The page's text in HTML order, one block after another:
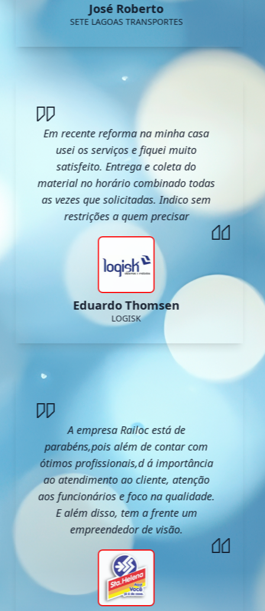
José Roberto
SETE LAGOAS TRANSPORTES
Em recente reforma na minha casa
usei os serviços e fiquei muito
satisfeito. Entrega e coleta do
material no horário combinado todas
as vezes que solicitadas. Indico sem
restrições a quem precisar
Eduardo Thomsen
LOGISK
A empresa Railoc está de
parabéns,pois além de contar com
ótimos profissionais,d á importância
ao atendimento ao cliente, atenção
aos funcionários e foco na qualidade.
E além disso, tem a frente um
empreendedor de visão.